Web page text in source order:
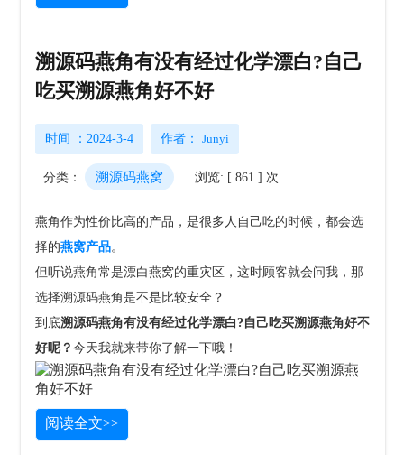
溯源码燕角有没有经过化学漂白?自己
吃买溯源燕角好不好
时间 ：2024-3-4 作者：Junyi
分类： 溯源码燕窝 浏览: [ 861 ] 次
燕角作为性价比高的产品，是很多人自己吃的时候，都会选
择的燕窝产品。
但听说燕角常是漂白燕窝的重灾区，这时顾客就会问我，那
选择溯源码燕角是不是比较安全？
到底溯源码燕角有没有经过化学漂白?自己吃买溯源燕角好不
好呢？今天我就来带你了解一下哦！
阅读全文>>